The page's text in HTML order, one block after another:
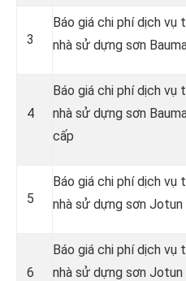
3
Báo giá chi phí dịch vụ
nhà sử dựng sơn
4
Báo giá chi phí dịch vụ
nhà sử dựng sơn
cấp
5
Báo giá chi phí dịch vụ
nhà sử dựng sơn Jotun
6
Báo giá chi phí dịch vụ
nhà sử dựng sơn Jotun